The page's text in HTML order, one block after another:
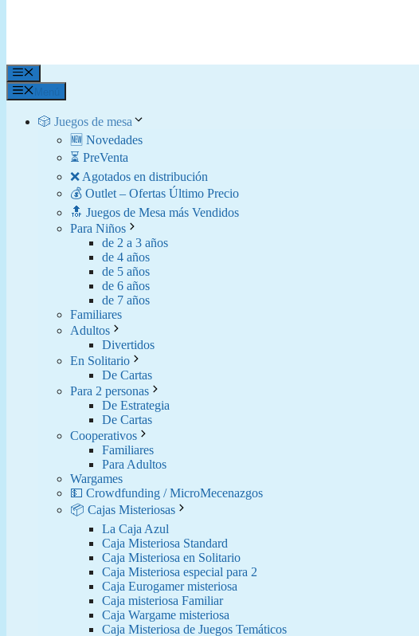
Menú
🎲 Juegos de mesa
🆕 Novedades
⏳ PreVenta
❌ Agotados en distribución
💰 Outlet – Ofertas Último Precio
🔝 Juegos de Mesa más Vendidos
Para Niños
de 2 a 3 años
de 4 años
de 5 años
de 6 años
de 7 años
Familiares
Adultos
Divertidos
En Solitario
De Cartas
Para 2 personas
De Estrategia
De Cartas
Cooperativos
Familiares
Para Adultos
Wargames
💵 Crowdfunding / MicroMecenazgos
📦 Cajas Misteriosas
La Caja Azul
Caja Misteriosa Standard
Caja Misteriosa en Solitario
Caja Misteriosa especial para 2
Caja Eurogamer misteriosa
Caja misteriosa Familiar
Caja Wargame misteriosa
Caja Misteriosa de Juegos Temáticos